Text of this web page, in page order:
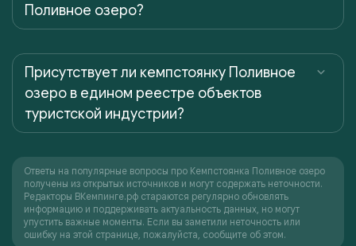
Поливное озеро?
Присутствует ли кемпстоянку Поливное
озеро в едином реестре объектов
туристской индустрии?
Ответы на популярные вопросы про Кемпстоянка Поливное озеро
получены из открытых источников и могут содержать неточности.
Редакторы ВКемпинге.рф стараются регулярно обновлять
информацию и поддерживать актуальность данных, но могут
упустить важные моменты. Если вы заметили неточность или
ошибку на этой странице, пожалуйста, сообщите об этом.